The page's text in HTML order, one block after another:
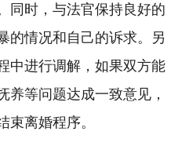
同时，与法官保持良好的
的情况和自己的诉求。另
中进行调解，如果双方能
养等问题达成一致意见，
束离婚程序。